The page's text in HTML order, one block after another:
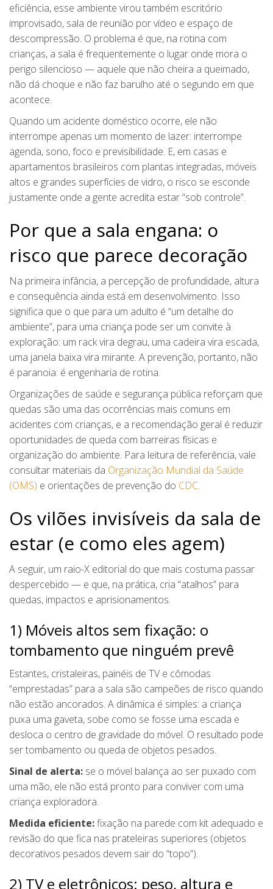
eficiência, esse ambiente virou também escritório
improvisado, sala de reunião por vídeo e espaço de
descompressão. O problema é que, na rotina com
crianças, a sala é frequentemente o lugar onde mora o
perigo silencioso — aquele que não cheira a queimado,
não dá choque e não faz barulho até o segundo em que
acontece.
Quando um acidente doméstico ocorre, ele não
interrompe apenas um momento de lazer: interrompe
agenda, sono, foco e previsibilidade. E, em casas e
apartamentos brasileiros com plantas integradas, móveis
altos e grandes superfícies de vidro, o risco se esconde
justamente onde a gente acredita estar “sob controle”.
Por que a sala engana: o
risco que parece decoração
Na primeira infância, a percepção de profundidade, altura
e consequência ainda está em desenvolvimento. Isso
significa que o que para um adulto é “um detalhe do
ambiente”, para uma criança pode ser um convite à
exploração: um rack vira degrau, uma cadeira vira escada,
uma janela baixa vira mirante. A prevenção, portanto, não
é paranoia: é engenharia de rotina.
Organizações de saúde e segurança pública reforçam que
quedas são uma das ocorrências mais comuns em
acidentes com crianças, e a recomendação geral é reduzir
oportunidades de queda com barreiras físicas e
organização do ambiente. Para leitura de referência, vale
consultar materiais da Organização Mundial da Saúde
(OMS) e orientações de prevenção do CDC.
Os vilões invisíveis da sala de
estar (e como eles agem)
A seguir, um raio-X editorial do que mais costuma passar
despercebido — e que, na prática, cria “atalhos” para
quedas, impactos e aprisionamentos.
1) Móveis altos sem fixação: o
tombamento que ninguém prevê
Estantes, cristaleiras, painéis de TV e cômodas
“emprestadas” para a sala são campeões de risco quando
não estão ancorados. A dinâmica é simples: a criança
puxa uma gaveta, sobe como se fosse uma escada e
desloca o centro de gravidade do móvel. O resultado pode
ser tombamento ou queda de objetos pesados.
Sinal de alerta: se o móvel balança ao ser puxado com
uma mão, ele não está pronto para conviver com uma
criança exploradora.
Medida eficiente:fixação na parede com kit adequado e
revisão do que fica nas prateleiras superiores (objetos
decorativos pesados devem sair do “topo”).
2) TV e eletrônicos: peso, altura e